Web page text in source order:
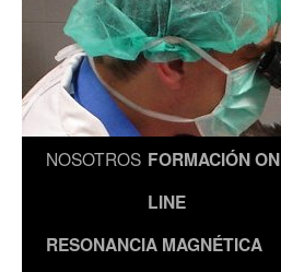
NOSOTROS FORMACIÓN ON
LINE
RESONANCIA MAGNÉTICA